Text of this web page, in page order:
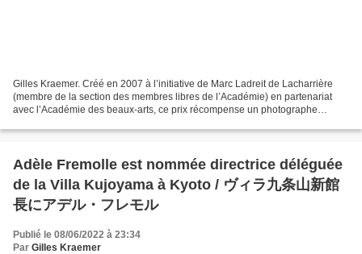
Gilles Kraemer. Créé en 2007 à l’initiative de Marc Ladreit de Lacharrière
(membre de la section des membres libres de l’Académie) en partenariat
avec l’Académie des beaux-arts, ce prix récompense un photographe
Adèle Fremolle est nommée directrice déléguée
de la Villa Kujoyama à Kyoto / ヴィラ九条山新館
長にアデル・フレモル
Publié le 08/06/2022 à 23:34
Par Gilles Kraemer